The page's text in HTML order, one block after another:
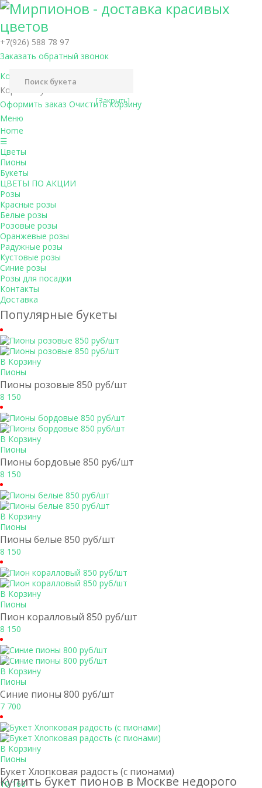
+7(926) 588 78 97
Заказать обратный звонок
[Закрыть]
Корзина (
Корзина пуста
Оформить заказ Очистить корзину
Меню
Home
☰
Цветы
Пионы
Букеты
ЦВЕТЫ ПО АКЦИИ
Розы
Красные розы
Белые розы
Розовые розы
Оранжевые розы
Радужные розы
Кустовые розы
Синие розы
Розы для посадки
Контакты
Доставка
Популярные букеты
В Корзину
Пионы
Пионы розовые 850 руб/шт
8 150
В Корзину
Пионы
Пионы бордовые 850 руб/шт
8 150
В Корзину
Пионы
Пионы белые 850 руб/шт
8 150
В Корзину
Пионы
Пион коралловый 850 руб/шт
8 150
В Корзину
Пионы
Синие пионы 800 руб/шт
7 700
В Корзину
Пионы
Букет Хлопковая радость (с пионами)
10 160
Купить букет пионов в Москве недорого